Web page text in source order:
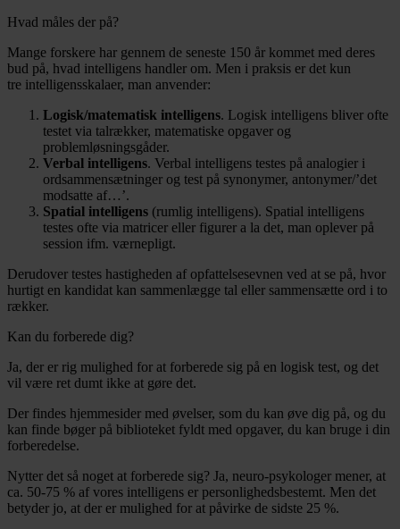
Hvad måles der på?
Mange forskere har gennem de seneste 150 år kommet med deres
bud på, hvad intelligens handler om. Men i praksis er det kun
tre intelligensskalaer, man anvender:
Logisk/matematisk intelligens. Logisk intelligens bliver ofte
testet via talrækker, matematiske opgaver og
problemløsningsgåder.
Verbal intelligens. Verbal intelligens testes på analogier i
ordsammensætninger og test på synonymer, antonymer/’det
modsatte af…’.
Spatial intelligens (rumlig intelligens). Spatial intelligens
testes ofte via matricer eller figurer a la det, man oplever på
session ifm. værnepligt.
Derudover testes hastigheden af opfattelsesevnen ved at se på, hvor
hurtigt en kandidat kan sammenlægge tal eller sammensætte ord i to
rækker.
Kan du forberede dig?
Ja, der er rig mulighed for at forberede sig på en logisk test, og det
vil være ret dumt ikke at gøre det.
Der findes hjemmesider med øvelser, som du kan øve dig på, og du
kan finde bøger på biblioteket fyldt med opgaver, du kan bruge i din
forberedelse.
Nytter det så noget at forberede sig? Ja, neuro-psykologer mener, at
ca. 50-75 % af vores intelligens er personlighedsbestemt. Men det
betyder jo, at der er mulighed for at påvirke de sidste 25 %.